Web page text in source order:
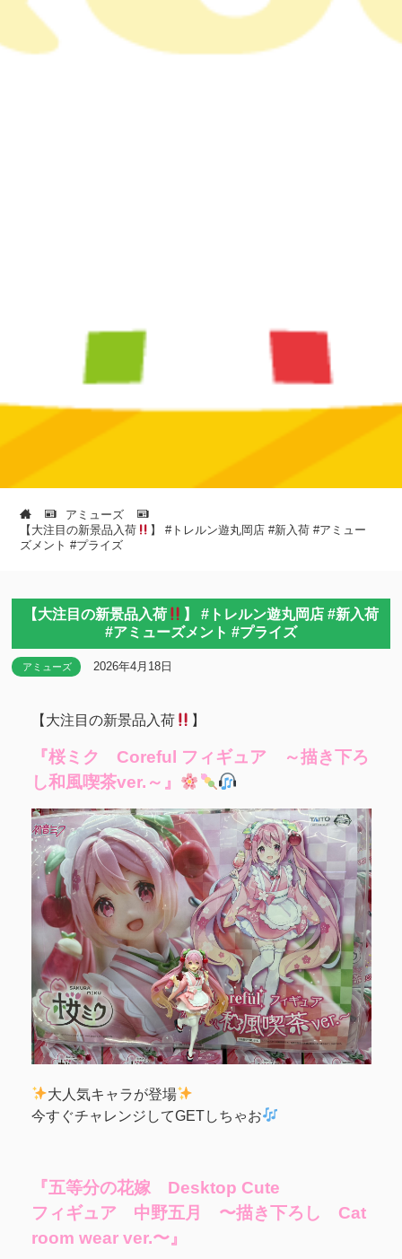
アミューズ
‪【大注目の新景品入荷
】 #トレルン遊丸岡店 #新入荷 #アミュー
ズメント #プライズ
‪【大注目の新景品入荷
】 #トレルン遊丸岡店 #新入荷
#アミューズメント #プライズ
アミューズ 2026年4月18日
‪【大注目の新景品入荷 】
『桜ミク Coreful フィギュア ～描き下ろ
し和風喫茶ver.～』
大人気キャラが登場
今すぐチャレンジしてGETしちゃお
『五等分の花嫁 Desktop Cute
フィギュア 中野五月 〜描き下ろし Cat
room wear ver.〜』